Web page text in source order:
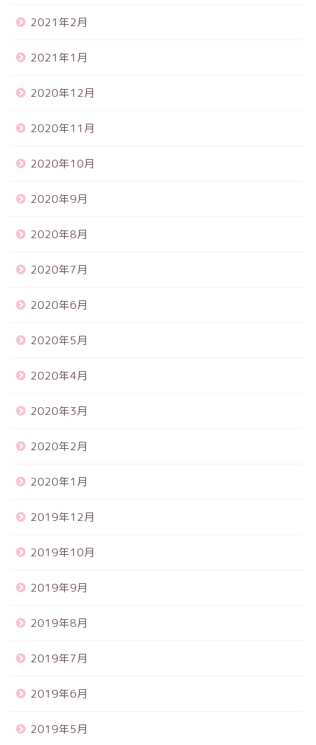
2021年2月
2021年1月
2020年12月
2020年11月
2020年10月
2020年9月
2020年8月
2020年7月
2020年6月
2020年5月
2020年4月
2020年3月
2020年2月
2020年1月
2019年12月
2019年10月
2019年9月
2019年8月
2019年7月
2019年6月
2019年5月